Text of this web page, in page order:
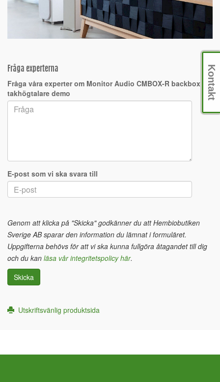
Fråga experterna
Fråga våra experter om Monitor Audio CMBOX-R backbox för
takhögtalare demo
E-post som vi ska svara till
Genom att klicka på "Skicka" godkänner du att Hembiobutiken
Sverige AB sparar den information du lämnat i formuläret.
Uppgifterna behövs för att vi ska kunna fullgöra åtagandet till dig
och du kan läsa vår integritetspolicy här.
Skicka
Utskriftsvänlig produktsida
Kontakt